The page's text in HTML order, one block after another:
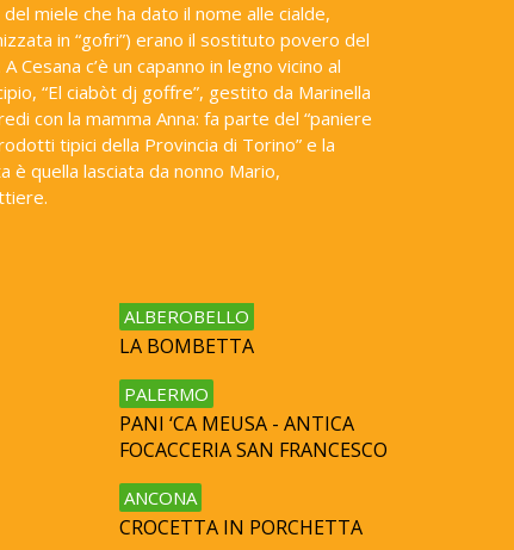
miele che ha dato il nome alle cialde,
in “gofri”) erano il sostituto povero del
A Cesana c’è un capanno in legno vicino al
“El ciabòt dj goffre”, gestito da Marinella
con la mamma Anna: fa parte del “paniere
tipici della Provincia di Torino” e la
è quella lasciata da nonno Mario,
ALBEROBELLO
LA BOMBETTA
PALERMO
PANI ‘CA MEUSA - ANTICA
FOCACCERIA SAN FRANCESCO
ANCONA
CROCETTA IN PORCHETTA